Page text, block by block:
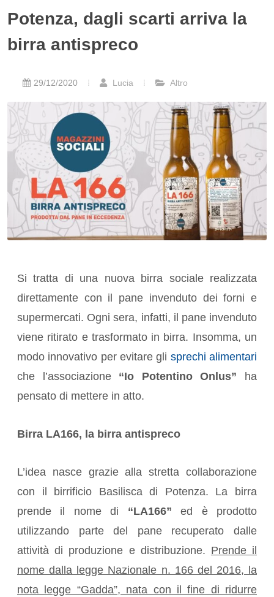
Potenza, dagli scarti arriva la
birra antispreco
29/12/2020 Lucia Altro
Si tratta di una nuova birra sociale realizzata
direttamente con il pane invenduto dei forni e
supermercati. Ogni sera, infatti, il pane invenduto
viene ritirato e trasformato in birra. Insomma, un
modo innovativo per evitare gli sprechi alimentari
che l’associazione “Io Potentino Onlus” ha
pensato di mettere in atto.
Birra LA166, la birra antispreco
L’idea nasce grazie alla stretta collaborazione
con il birrificio Basilisca di Potenza. La birra
prende il nome di “LA166” ed è prodotto
utilizzando parte del pane recuperato dalle
attività di produzione e distribuzione. Prende il
nome dalla legge Nazionale n. 166 del 2016, la
nota legge “Gadda”, nata con il fine di ridurre